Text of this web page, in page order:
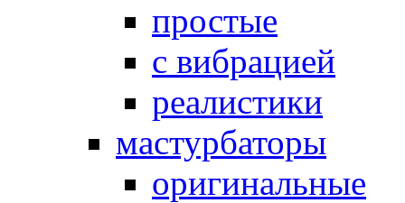
простые
с вибрацией
реалистики
мастурбаторы
оригинальные